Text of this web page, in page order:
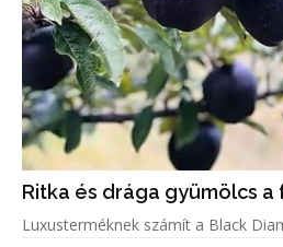
Ritka és drága gyümölcs
Luxusterméknek számít a Black